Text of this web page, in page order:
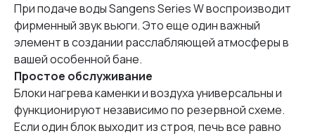
При подаче воды Sangens Series W воспроизводит
фирменный звук вьюги. Это еще один важный
элемент в создании расслабляющей атмосферы в
вашей особенной бане.
Простое обслуживание
Блоки нагрева каменки и воздуха универсальны и
функционируют независимо по резервной схеме.
Если один блок выходит из строя, печь все равно